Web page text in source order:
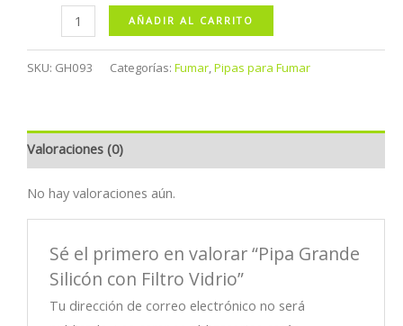
Grande
Silicón
Vidrio
AÑADIR AL CARRITO
SKU: GH093 Categorías: Fumar,Pipas para Fumar
Valoraciones (0)
No hay valoraciones aún.
Sé el primero en valorar “Pipa Grande
Silicón con Filtro Vidrio”
Tu dirección de correo electrónico no será